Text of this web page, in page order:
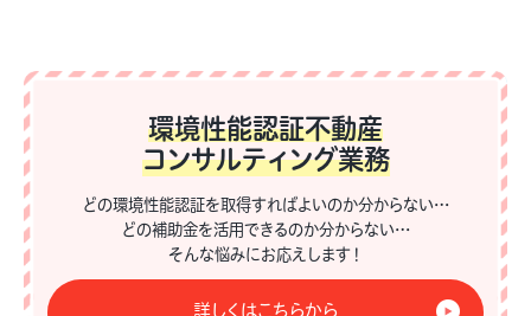
環境性能認証不動産
コンサルティング業務
どの環境性能認証を取得すればよいのか分からない…
どの補助金を活用できるのか分からない…
そんな悩みにお応えします！
詳しくはこちらから